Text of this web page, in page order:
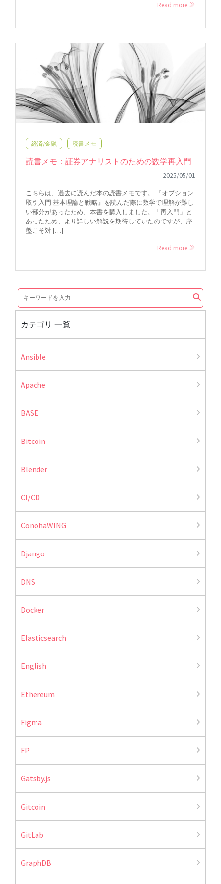
Read more
経済/金融 読書メモ
読書メモ：証券アナリストのための数学再入門
2025/05/01
こちらは、過去に読んだ本の読書メモです。 『オプション
取引入門 基本理論と戦略』を読んだ際に数学で理解が難し
い部分があったため、本書を購入しました。「再入門」と
あったため、より詳しい解説を期待していたのですが、序
盤こそ対 […]
Read more
カテゴリ 一覧
Ansible
Apache
BASE
Bitcoin
Blender
CI/CD
ConohaWING
Django
DNS
Docker
Elasticsearch
English
Ethereum
Figma
FP
Gatsby.js
Gitcoin
GitLab
GraphDB